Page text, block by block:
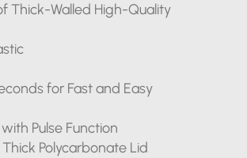
Thick-Walled High-Quality
for Fast and Easy
Pulse Function
Polycarbonate Lid